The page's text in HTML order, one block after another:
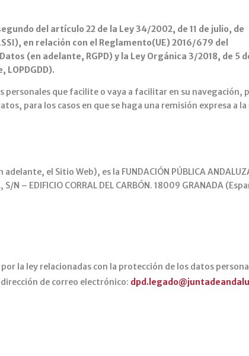
del artículo 22 de la Ley 34/2002, de 11 de julio, de
en relación con el Reglamento(UE) 2016/679 del
(en adelante, RGPD) y la Ley Orgánica 3/2018, de 5
que facilite o vaya a facilitar en su navegación,
para los casos en que se haga una remisión expresa a la
adelante, el Sitio Web), es la FUNDACIÓN PÚBLICA
N – EDIFICIO CORRAL DEL CARBÓN. 18009 GRANADA
la ley relacionadas con la protección de los datos
de correo electrónico: